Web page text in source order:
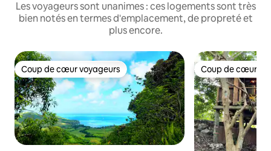
Les voyageurs sont unanimes : ces logements sont très
bien notés en termes d'emplacement, de propreté et
plus encore.
Coup de cœur voyageurs
Coup de cœur voyageurs Coup de cœur
Coup de cœur